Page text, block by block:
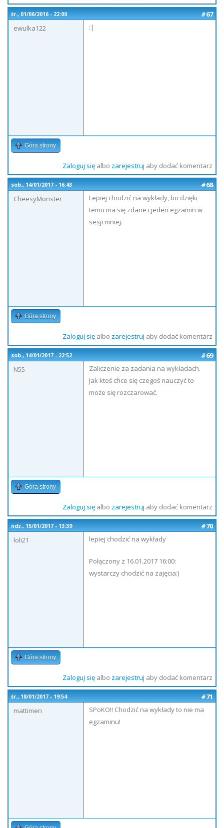
śr., 01/06/2016 - 22:00
#67
ewulka122
:|
Góra strony
Zaloguj sięalbo zarejestruj aby dodać komentarz
sob., 14/01/2017 - 16:43
#68
CheesyMonster
Lepiej chodzić na wykłady, bo dzięki
temu ma się zdane i jeden egzamin w
sesji mniej.
Góra strony
Zaloguj sięalbo zarejestruj aby dodać komentarz
sob., 14/01/2017 - 22:52
#69
N55
Zaliczenie za zadania na wykładach.
Jak ktoś chce się czegoś nauczyć to
może się rozczarować.
Góra strony
Zaloguj sięalbo zarejestruj aby dodać komentarz
ndz., 15/01/2017 - 13:39
#70
loli21
lepiej chodzić na wykłady
Połączony z 16.01.2017 16:00:
wystarczy chodzić na zajęcia:)
Góra strony
Zaloguj sięalbo zarejestruj aby dodać komentarz
śr., 18/01/2017 - 19:54
#71
mattimen
SPoKO!! Chodzić na wykłady to nie ma
egzaminu!